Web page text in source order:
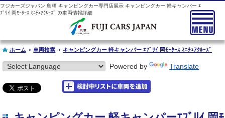
フジカーズジャパン 鳥栖 キャンピングカー専門店展示 キャンピングカー 軽キャンパー ｴ
ﾌﾞﾘｲ 岡ﾓｰﾀｰｽ ﾐﾆﾁｭｱｸﾙｰｽﾞ の車両情報詳細
ホーム 車両検索 キャンピングカー 軽キャンパー ｴﾌﾞﾘｲ 岡ﾓｰﾀｰｽ ﾐﾆﾁｭｱｸﾙｰｽﾞ
Powered by Translate